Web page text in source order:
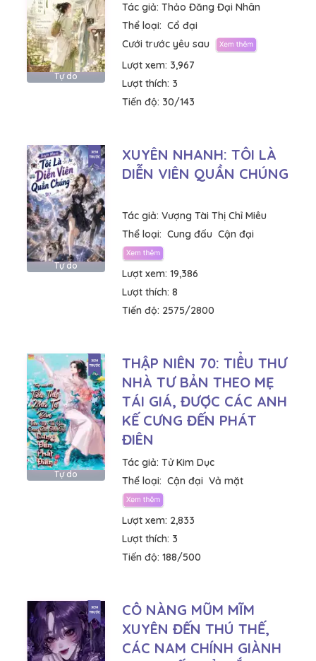
Tự do
Tác giả: Thảo Đăng Đại Nhân
Thể loại: Cổ đại
Cưới trước yêu sau
Lượt xem: 3,967
Lượt thích: 3
Tiến độ: 30/143
Tự do
XUYÊN NHANH: TÔI LÀ
DIỄN VIÊN QUẦN CHÚNG
Tác giả: Vượng Tài Thị Chỉ Miêu
Thể loại: Cung đấu Cận đại
Lượt xem: 19,386
Lượt thích: 8
Tiến độ: 2575/2800
Tự do
THẬP NIÊN 70: TIỂU THƯ
NHÀ TƯ BẢN THEO MẸ
TÁI GIÁ, ĐƯỢC CÁC ANH
KẾ CƯNG ĐẾN PHÁT
ĐIÊN
Tác giả: Tử Kim Dục
Thể loại: Cận đại Vả mặt
Lượt xem: 2,833
Lượt thích: 3
Tiến độ: 188/500
CÔ NÀNG MŨM MĨM
XUYÊN ĐẾN THÚ THẾ,
CÁC NAM CHÍNH GIÀNH